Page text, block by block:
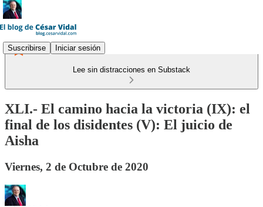
Suscribirse Iniciar sesión
Lee sin distracciones en Substack
XLI.- El camino hacia la victoria (IX): el
final de los disidentes (V): El juicio de
Aisha
Viernes, 2 de Octubre de 2020